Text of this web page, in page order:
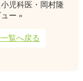
児科医・岡村隆
ー »
覧へ戻る